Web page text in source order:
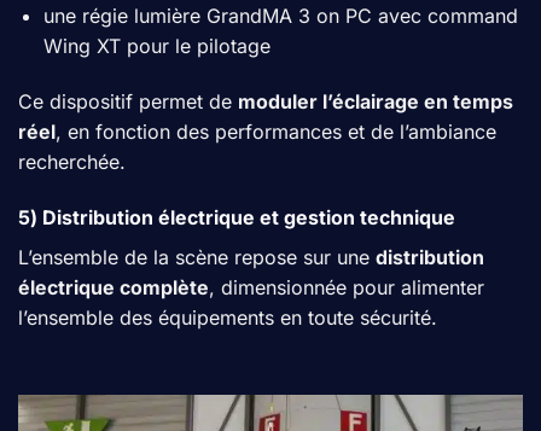
une régie lumière GrandMA 3 on PC avec command
Wing XT pour le pilotage
Ce dispositif permet de moduler l’éclairage en temps
réel, en fonction des performances et de l’ambiance
recherchée.
5) Distribution électrique et gestion technique
L’ensemble de la scène repose sur une distribution
électrique complète, dimensionnée pour alimenter
l’ensemble des équipements en toute sécurité.